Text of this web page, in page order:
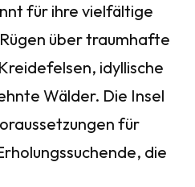
für ihre vielfältige
über traumhafte
idyllische
Wälder. Die Insel
für
die